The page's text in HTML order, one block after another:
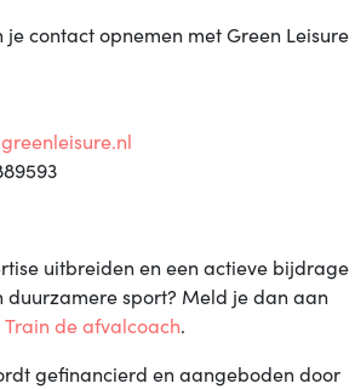
je contact opnemen met Green Leisure
uitbreiden en een actieve bijdrage
duurzamere sport? Meld je dan aan
Train de afvalcoach.
gefinancierd en aangeboden door